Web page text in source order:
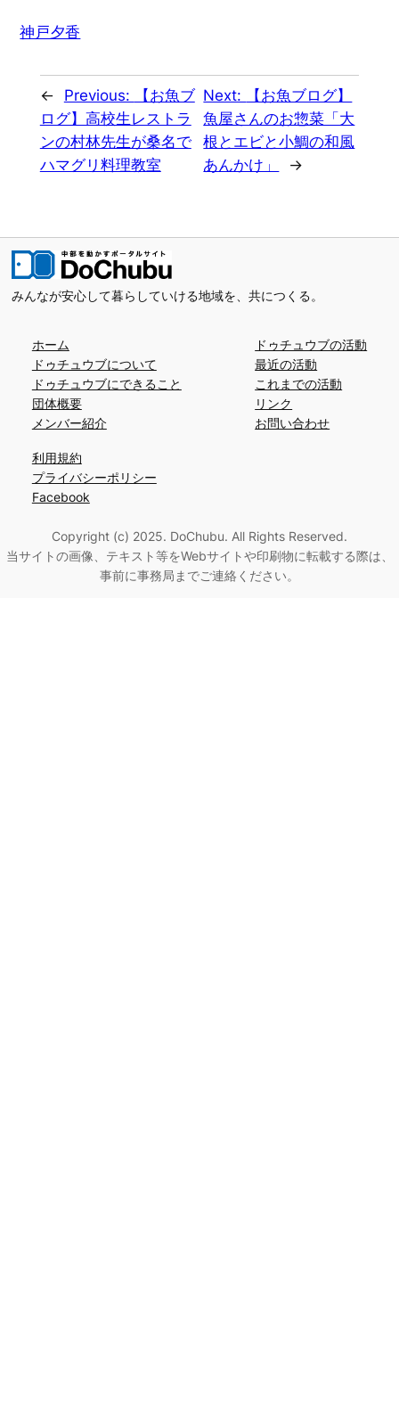
神戸夕香
← Previous:
【お魚ブ
ログ】高校生レストラ
ンの村林先生が桑名で
ハマグリ料理教室
Next:
【お魚ブログ】
魚屋さんのお惣菜「大
根とエビと小鯛の和風
あんかけ」
→
みんなが安心して暮らしていける地域を、共につくる。
ホーム
ドゥチュウブについて
ドゥチュウブにできること
団体概要
メンバー紹介
ドゥチュウブの活動
最近の活動
これまでの活動
リンク
お問い合わせ
利用規約
プライバシーポリシー
Facebook
Copyright (c) 2025. DoChubu. All Rights Reserved.
当サイトの画像、テキスト等をWebサイトや印刷物に転載する際は、
事前に事務局までご連絡ください。